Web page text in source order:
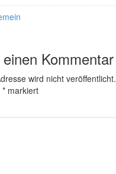
Kommentar
wird nicht veröffentlicht.
* markiert